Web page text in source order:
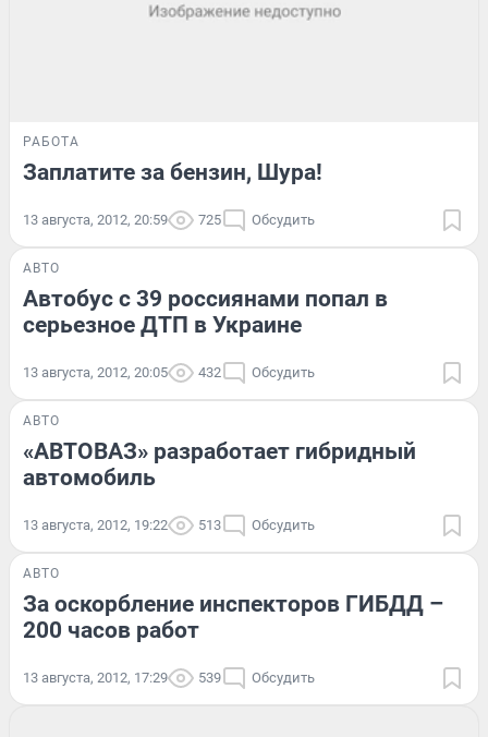
РАБОТА
Заплатите за бензин, Шура!
13 августа, 2012, 20:59 725 Обсудить
АВТО
Автобус с 39 россиянами попал в
серьезное ДТП в Украине
13 августа, 2012, 20:05 432 Обсудить
АВТО
«АВТОВАЗ» разработает гибридный
автомобиль
13 августа, 2012, 19:22 513 Обсудить
АВТО
За оскорбление инспекторов ГИБДД –
200 часов работ
13 августа, 2012, 17:29 539 Обсудить